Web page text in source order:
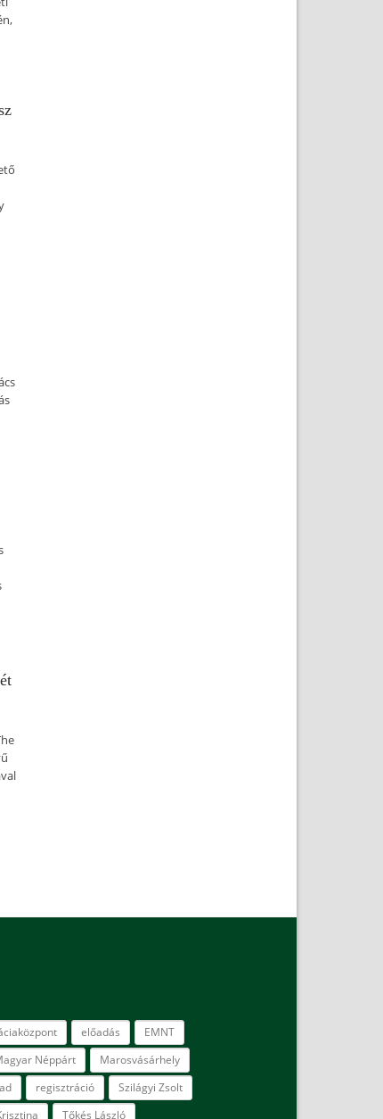
előadás
EMNT
Néppárt
Marosvásárhely
regisztráció
Szilágyi Zsolt
Tőkés László